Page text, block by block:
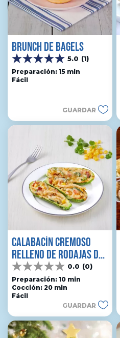
BRUNCH DE BAGELS
5.0 (1)
5.0
de
5
Preparación: 15 min
Fácil
GUARDAR
CALABACÍN CREMOSO
RELLENO DE RODAJAS DE
PIMIENTO
0.0 (0)
0.0
de
5
estrellas.
Preparación: 10 min
Cocción: 20 min
Fácil
GUARDAR